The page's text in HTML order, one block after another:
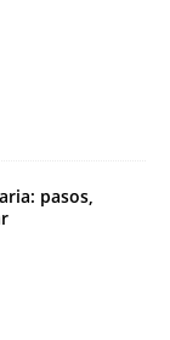
pasos,